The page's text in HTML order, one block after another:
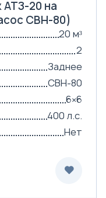
20 на
СВН-80)
20 м³
2
Заднее
СВН-80
6×6
400 л.с.
Нет